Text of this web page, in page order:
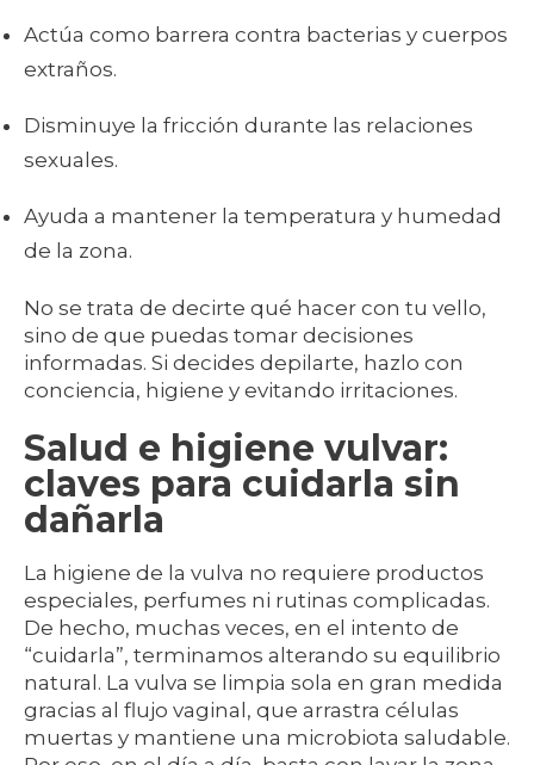
Actúa como barrera contra bacterias y cuerpos
extraños.
Disminuye la fricción durante las relaciones
sexuales.
Ayuda a mantener la temperatura y humedad
de la zona.
No se trata de decirte qué hacer con tu vello,
sino de que puedas tomar decisiones
informadas. Si decides depilarte, hazlo con
conciencia, higiene y evitando irritaciones.
Salud e higiene vulvar:
claves para cuidarla sin
dañarla
La higiene de la vulva no requiere productos
especiales, perfumes ni rutinas complicadas.
De hecho, muchas veces, en el intento de
“cuidarla”, terminamos alterando su equilibrio
natural. La vulva se limpia sola en gran medida
gracias al flujo vaginal, que arrastra células
muertas y mantiene una microbiota saludable.